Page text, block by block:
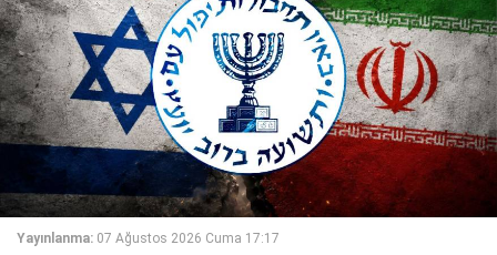
Yayınlanma: 07 Ağustos 2026 Cuma 17:17